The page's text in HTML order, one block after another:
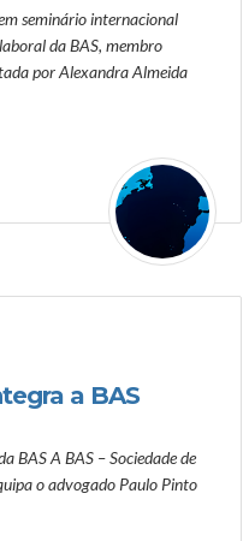
seminário internacional
da BAS, membro
por Alexandra Almeida
a BAS
BAS A BAS – Sociedade de
o advogado Paulo Pinto